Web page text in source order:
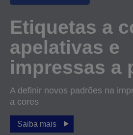
Etiquetas a
apelativas e
impressas a
A definir novos padrões na
a cores
Saiba mais